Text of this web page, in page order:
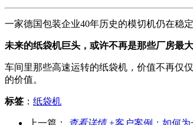
一家德国包装企业40年历史的模切机仍在稳
未来的纸袋机巨头，或许不再是那些厂房最
车间里那些高速运转的纸袋机，价值不再仅
的价值。
标签 ： 纸袋机
上一篇： 查看详情 +客户案例：如何